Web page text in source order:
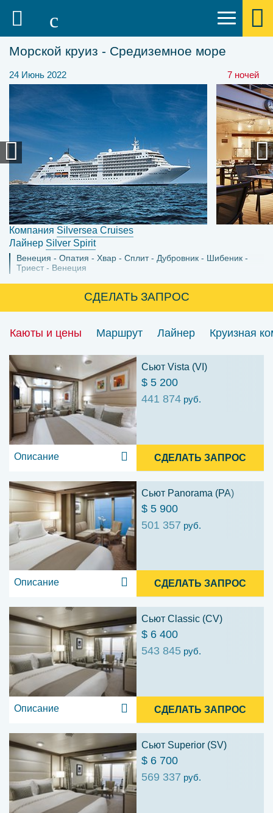
Морской круиз - Средиземное море
24 Июнь 2022 7 ночей
Компания Silversea Cruises
Лайнер Silver Spirit
Венеция Опатия Хвар Сплит Дубровник
Шибеник
Триест
Венеция
СДЕЛАТЬ ЗАПРОС
Каюты и цены Маршрут Лайнер Круизная
Сьют Vista (VI)
$ 5 200
441 874 руб.
Описание СДЕЛАТЬ ЗАПРОС
Сьют Panorama (PA)
$ 5 900
501 357 руб.
Описание СДЕЛАТЬ ЗАПРОС
Сьют Classic (CV)
$ 6 400
543 845 руб.
Описание СДЕЛАТЬ ЗАПРОС
Сьют Superior (SV)
$ 6 700
569 337 руб.